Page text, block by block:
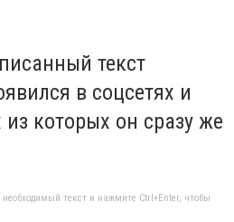
текст
в соцсетях и
которых он сразу же
текст и нажмите Ctrl+Enter, чтобы